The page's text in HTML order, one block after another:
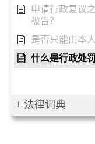
申请行政复议
被告？
是否只能由本
什么是行政处
法律词典